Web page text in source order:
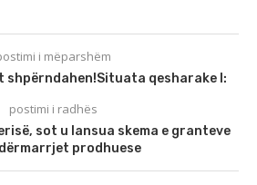
i mëparshëm
shpërndahen!Situata qesharake I:
postimi i radhës
sot u lansua skema e granteve
prodhuese